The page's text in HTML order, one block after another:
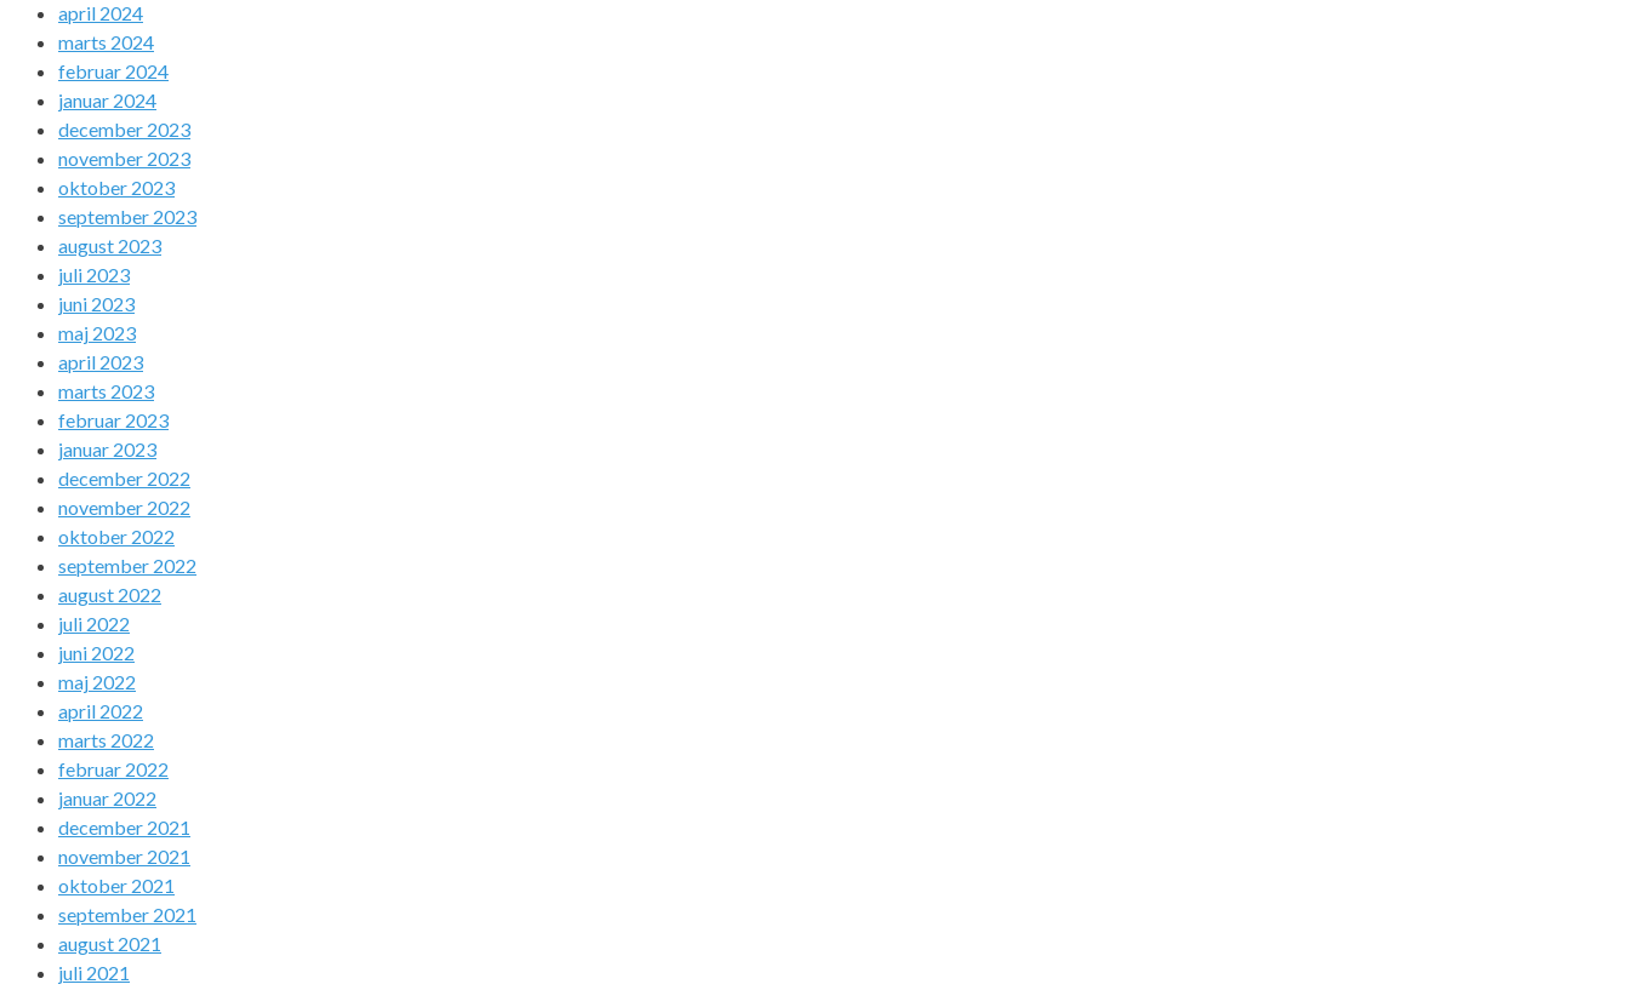
april 2024
marts 2024
februar 2024
januar 2024
december 2023
november 2023
oktober 2023
september 2023
august 2023
juli 2023
juni 2023
maj 2023
april 2023
marts 2023
februar 2023
januar 2023
december 2022
november 2022
oktober 2022
september 2022
august 2022
juli 2022
juni 2022
maj 2022
april 2022
marts 2022
februar 2022
januar 2022
december 2021
november 2021
oktober 2021
september 2021
august 2021
juli 2021